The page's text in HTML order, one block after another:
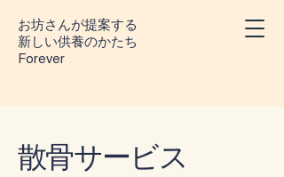
お坊さんが提案する
​新しい供養のかたち
Forever
散骨サービス